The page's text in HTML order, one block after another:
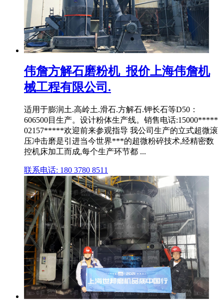
伟詹方解石磨粉机_报价上海伟詹机
械工程有限公司.
适用于膨润土.高岭土.滑石.方解石.钾长石等D50：
606500目生产。设计粉体生产线。销售电话:15000*****
02157*****欢迎前来参观指导 我公司生产的立式超微滚
压冲击磨是引进当今世界***的超微粉碎技术,经精密数
控机床加工而成,每个生产环节都 ...
联系电话: 180 3780 8511